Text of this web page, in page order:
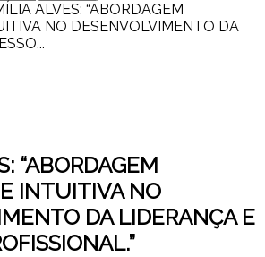
ALVES: “ABORDAGEM
NO DESENVOLVIMENTO DA
“ABORDAGEM
INTUITIVA NO
DA LIDERANÇA E